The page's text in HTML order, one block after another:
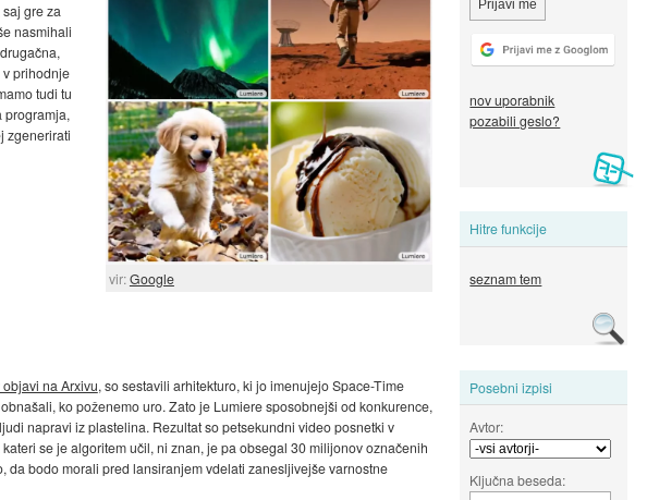
nov uporabnik
pozabili geslo?
Hitre funkcije
seznam tem
Posebni izpisi
Avtor:
Ključna beseda:
vir:Google
saj gre za
nasmihali
v prihodnje
tudi tu
programja,
zgenerirati
objavi na Arxivu, so sestavili arhitekturo, ki jo imenujejo Space-Time
ko poženemo uro. Zato je Lumiere sposobnejši od konkurence,
napravi iz plastelina. Rezultat so petsekundni video posnetki v
se je algoritem učil, ni znan, je pa obsegal 30 milijonov označenih
da bodo morali pred lansiranjem vdelati zanesljivejše varnostne